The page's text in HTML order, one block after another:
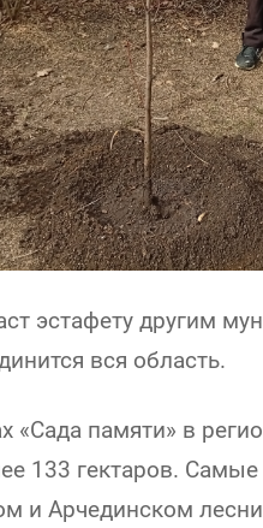
эстафету другим
вся область.
«Сада памяти» в
133 гектаров.
и Арчединском